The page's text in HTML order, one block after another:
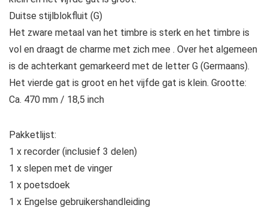
Duitse stijlblokfluit (G)
Het zware metaal van het timbre is sterk en het timbre is
vol en draagt ​​de charme met zich mee . Over het algemeen
is de achterkant gemarkeerd met de letter G (Germaans).
Het vierde gat is groot en het vijfde gat is klein. Grootte:
Ca. 470 mm / 18,5 inch
Pakketlijst:
1 x recorder (inclusief 3 delen)
1 x slepen met de vinger
1 x poetsdoek
1 x Engelse gebruikershandleiding